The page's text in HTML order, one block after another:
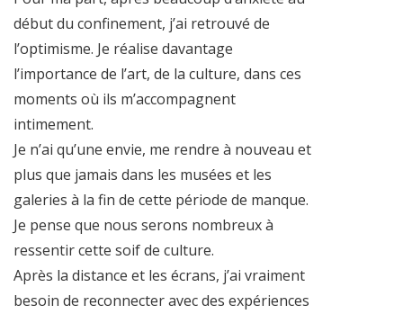
début du confinement, j’ai retrouvé de
l’optimisme. Je réalise davantage
l’importance de l’art, de la culture, dans ces
moments où ils m’accompagnent
intimement.
Je n’ai qu’une envie, me rendre à nouveau et
plus que jamais dans les musées et les
galeries à la fin de cette période de manque.
Je pense que nous serons nombreux à
ressentir cette soif de culture.
Après la distance et les écrans, j’ai vraiment
besoin de reconnecter avec des expériences